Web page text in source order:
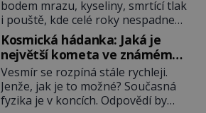
rostlina provází člověka už tisíce
let. Většina lidí vnímá rákos jen jako
obyčejnou kulisu letního koupání.
Stačí se však podívat […]
bodem mrazu, kyseliny, smrtící tlak
i pouště, kde celé roky nespadne
jediná kapka deště. Na první
pohled místa, kde nemůže
existovat vůbec nic. Přesto právě
tady vědci objevují organismy,
které posouvají hranice života.
Každý nový nález mění naše
Kosmická hádanka: Jaká je
největší kometa ve známém
vesmíru?
Vesmír se rozpíná stále rychleji.
Jenže, jak je to možné? Současná
fyzika je v koncích. Odpovědí by